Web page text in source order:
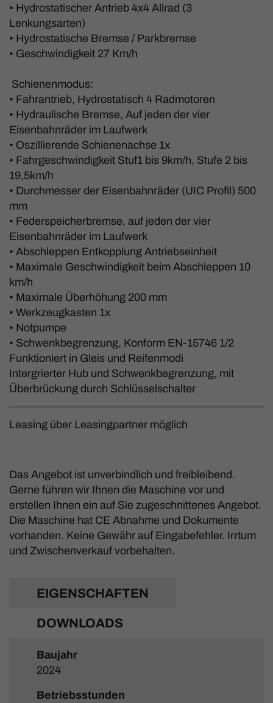
• Hydrostatischer Antrieb 4x4 Allrad (3
Lenkungsarten)
• Hydrostatische Bremse / Parkbremse
• Geschwindigkeit 27 Km/h
Schienenmodus:
• Fahrantrieb, Hydrostatisch 4 Radmotoren
• Hydraulische Bremse, Auf jeden der vier
Eisenbahnräder im Laufwerk
• Oszillierende Schienenachse 1x
• Fahrgeschwindigkeit Stuf1 bis 9km/h, Stufe 2 bis
19,5km/h
• Durchmesser der Eisenbahnräder (UIC Profil) 500
mm
• Federspeicherbremse, auf jeden der vier
Eisenbahnräder im Laufwerk
• Abschleppen Entkopplung Antriebseinheit
• Maximale Geschwindigkeit beim Abschleppen 10
km/h
• Maximale Überhöhung 200 mm
• Werkzeugkasten 1x
• Notpumpe
• Schwenkbegrenzung, Konform EN-15746 1/2
Funktioniert in Gleis und Reifenmodi
Intergrierter Hub und Schwenkbegrenzung, mit
Überbrückung durch Schlüsselschalter
Leasing über Leasingpartner möglich
Das Angebot ist unverbindlich und freibleibend.
Gerne führen wir Ihnen die Maschine vor und
erstellen Ihnen ein auf Sie zugeschnittenes Angebot.
Die Maschine hat CE Abnahme und Dokumente
vorhanden. Keine Gewähr auf Eingabefehler. Irrtum
und Zwischenverkauf vorbehalten.
EIGENSCHAFTEN
DOWNLOADS
Baujahr
2024
Betriebsstunden